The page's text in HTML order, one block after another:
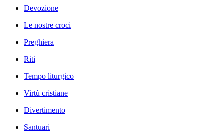
Devozione
Le nostre croci
Preghiera
Riti
Tempo liturgico
Virtù cristiane
Divertimento
Santuari